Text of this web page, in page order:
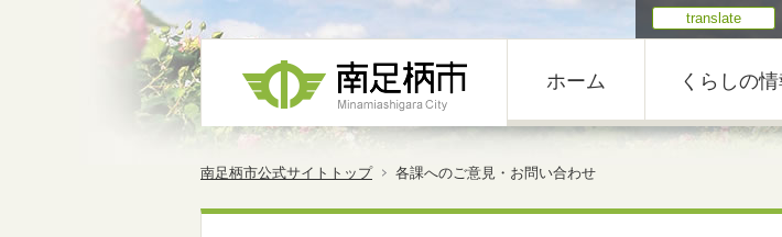
translate
ホーム くらしの情
南足柄市公式サイトトップ 各課へのご意見・お問い合わせ